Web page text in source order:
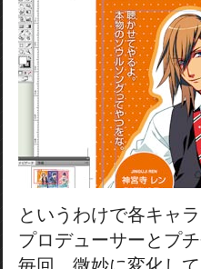
というわけで各キャ
プロデューサーとプ